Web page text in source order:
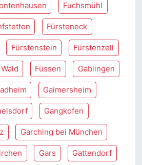
Fuchsmühl
Fürsteneck
Fürstenstein Fürstenzell
Füssen Gablingen
Gaimersheim
Gangkofen
Garching bei München
Gars Gattendorf